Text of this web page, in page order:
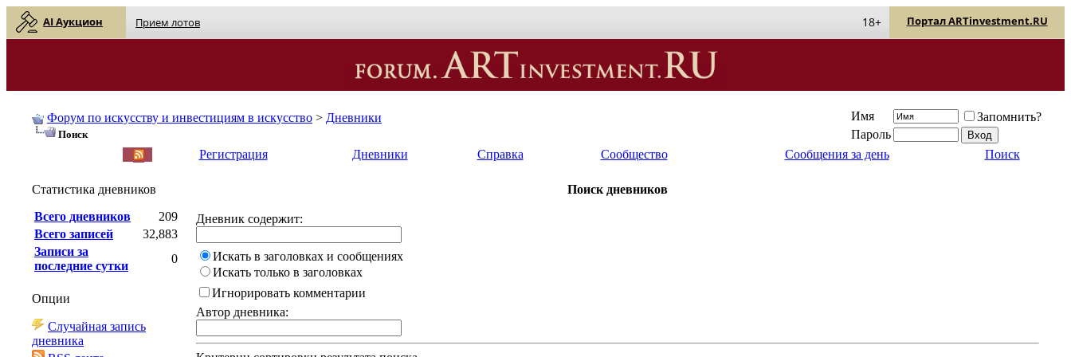
AI Аукцион Прием лотов Портал ARTinvestment.RU
18+
Форум по искусству и инвестициям в искусство > Дневники
Поиск
Имя
Запомнить?
Пароль
Регистрация Дневники Справка Сообщество Сообщения за день Поиск
Поиск дневников
Дневник содержит:
Искать в заголовках и сообщениях
Искать только в заголовках
Игнорировать комментарии
Автор дневника:
Статистика дневников
Всего дневников
209
Всего записей
32,883
Записи за
последние сутки
0
Опции
Случайная запись
дневника